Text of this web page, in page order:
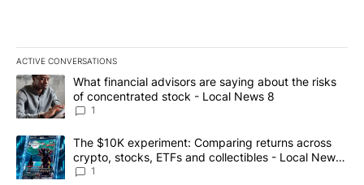
ACTIVE CONVERSATIONS
The following is a list of the most commented articles in the last
A trending article titled "What financial advisors are saying
What financial advisors are saying about the risks
of concentrated stock - Local News 8
1
A trending article titled "The $10K experiment: Comparing
The $10K experiment: Comparing returns across
crypto, stocks, ETFs and collectibles - Local News
8
1